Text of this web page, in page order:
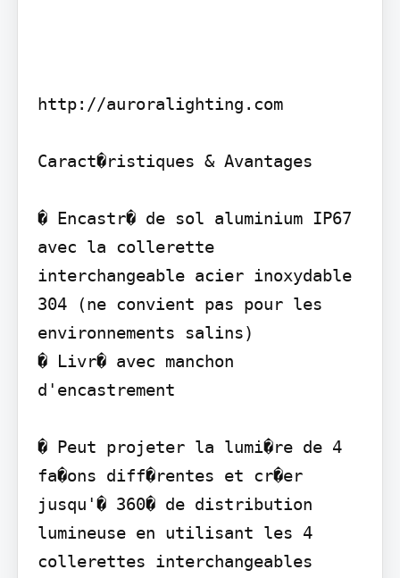
http://auroralighting.com
Caract�ristiques & Avantages
� Encastr� de sol aluminium IP67
avec la collerette
interchangeable acier inoxydable
304 (ne convient pas pour les
environnements salins)
� Livr� avec manchon
d'encastrement
� Peut projeter la lumi�re de 4
fa�ons diff�rentes et cr�er
jusqu'� 360� de distribution
lumineuse en utilisant les 4
collerettes interchangeables